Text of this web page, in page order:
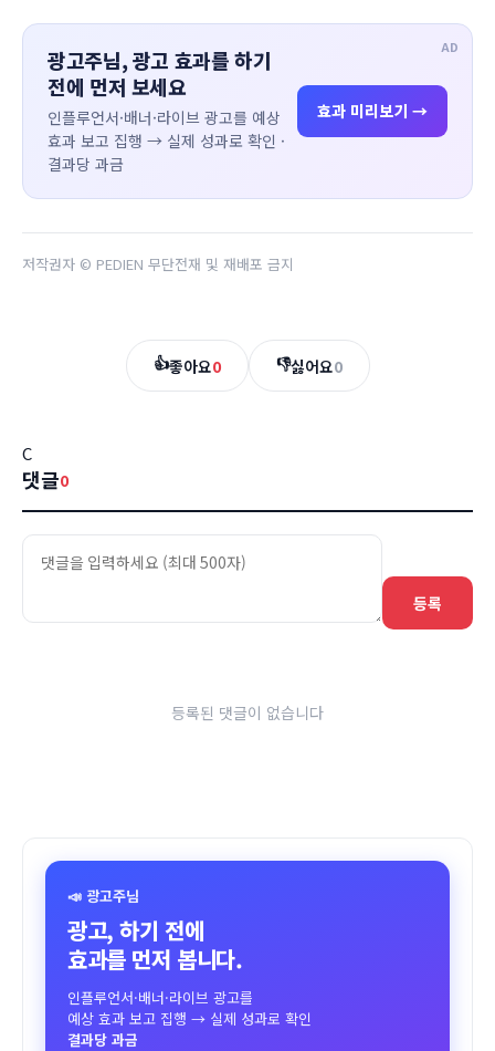
AD
광고주님, 광고 효과를 하기
전에 먼저 보세요
인플루언서·배너·라이브 광고를 예상
효과 보고 집행 → 실제 성과로 확인 ·
결과당 과금
효과 미리보기 →
저작권자 © PEDIEN 무단전재 및 재배포 금지
👍좋아요0 👎싫어요0
C
댓글0
등록
등록된 댓글이 없습니다
📣 광고주님
광고, 하기 전에
효과를 먼저 봅니다.
인플루언서·배너·라이브 광고를
예상 효과 보고 집행 → 실제 성과로 확인
결과당 과금